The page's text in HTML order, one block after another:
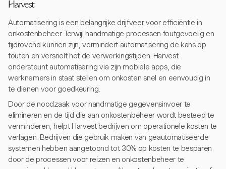
Harvest
Automatisering is een belangrijke drijfveer voor efficiëntie in
onkostenbeheer. Terwijl handmatige processen foutgevoelig en
tijdrovend kunnen zijn, vermindert automatisering de kans op
fouten en versnelt het de verwerkingstijden. Harvest
ondersteunt automatisering via zijn mobiele apps, die
werknemers in staat stellen om onkosten snel en eenvoudig in
te dienen voor goedkeuring.
Door de noodzaak voor handmatige gegevensinvoer te
elimineren en de tijd die aan onkostenbeheer wordt besteed te
verminderen, helpt Harvest bedrijven om operationele kosten te
verlagen. Bedrijven die gebruik maken van geautomatiseerde
systemen hebben aangetoond tot 30% op kosten te besparen
door de processen voor reizen en onkostenbeheer te